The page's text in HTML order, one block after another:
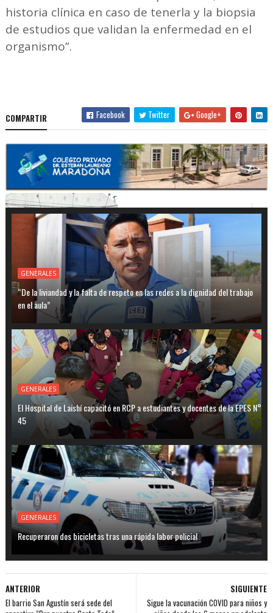
historia clínica en caso de tenerla y la biopsia
de estudios que validan la enfermedad en el
organismo”.
COMPARTIR Facebook Twitter Google+
GENERALES
“De la liviandad y la falta de respeto en las redes a la dignidad del trabajo
en el aula”
GENERALES
El Hospital de Laishí capacitó en RCP a estudiantes y docentes de la EPES N°
45
GENERALES
Recuperaron dos bicicletas tras una rápida labor policial
SIGUIENTE
Sigue la vacunación COVID para niños y
ANTERIOR
El barrio San Agustín será sede del